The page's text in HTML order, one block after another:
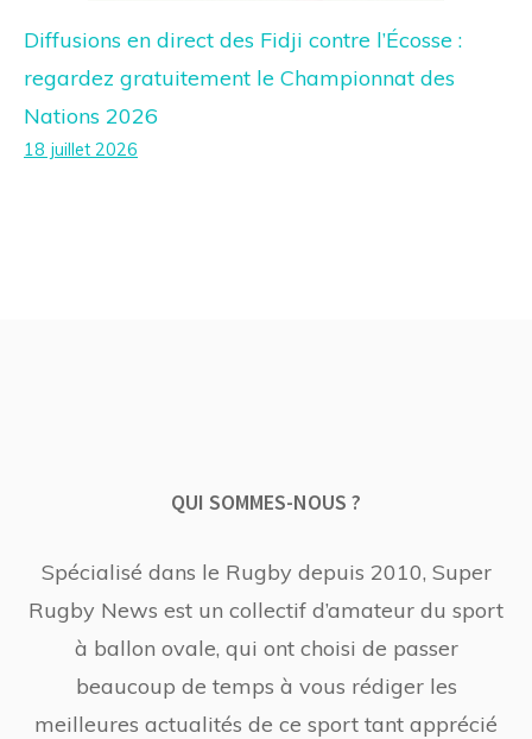
Diffusions en direct des Fidji contre l’Écosse :
regardez gratuitement le Championnat des
Nations 2026
18 juillet 2026
QUI SOMMES-NOUS ?
Spécialisé dans le Rugby depuis 2010, Super
Rugby News est un collectif d’amateur du sport
à ballon ovale, qui ont choisi de passer
beaucoup de temps à vous rédiger les
meilleures actualités de ce sport tant apprécié